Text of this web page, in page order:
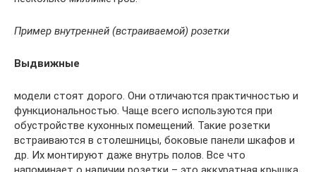
Пример внутренней (встраиваемой) розетки
Выдвижные
модели стоят дорого. Они отличаются практичностью и
функциональностью. Чаще всего используются при
обустройстве кухонных помещений. Такие розетки
встраиваются в столешницы, боковые панели шкафов и
др. Их монтируют даже внутрь полов. Все что